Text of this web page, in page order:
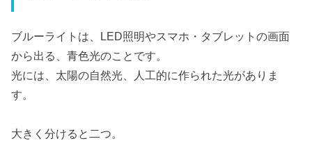
ブルーライトは、LED照明やスマホ・タブレットの画面
から出る、青色光のことです。
光には、太陽の自然光、人工的に作られた光がありま
す。
大きく分けると二つ。